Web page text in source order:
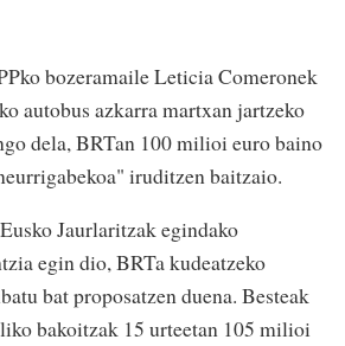
bozeramaile Leticia Comeronek
autobus azkarra martxan jartzeko
dela, BRTan 100 milioi euro baino
iruditzen baitzaio.
Jaurlaritzak egindako
egin dio, BRTa kudeatzeko
bat proposatzen duena. Besteak
bakoitzak 15 urteetan 105 milioi